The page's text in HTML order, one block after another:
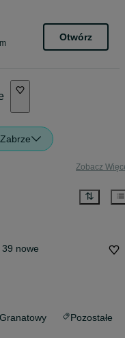
Otwórz
Zabrze
Zobacz
nowe
Granatowy
Pozostałe